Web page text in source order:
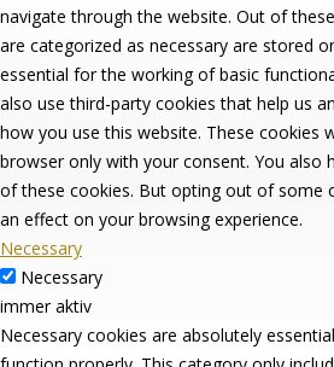
navigate through the website. Out of
are categorized as necessary are stored
essential for the working of basic
also use third-party cookies that help us
how you use this website. These cookies
browser only with your consent. You
of these cookies. But opting out of some
an effect on your browsing experience.
Necessary
Necessary
immer aktiv
Necessary cookies are absolutely